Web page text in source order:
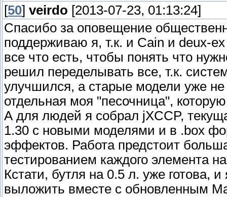
[50] veirdo [2013-07-23, 01:13:24]
Спасибо за оповещение
поддерживаю я, т.к. и Cain и deux-
все что есть, чтобы понять что
решил переделывать все, т.к.
улучшился, а старые модели уже
отдельная моя "песочница",
А для людей я собрал jXCCP,
1.30 с новыми моделями и в .box
эффектов. Работа предстоит
тестированием каждого элемента
Кстати, бутля на 0.5 л. уже готова,
выложить вместе с обновленным